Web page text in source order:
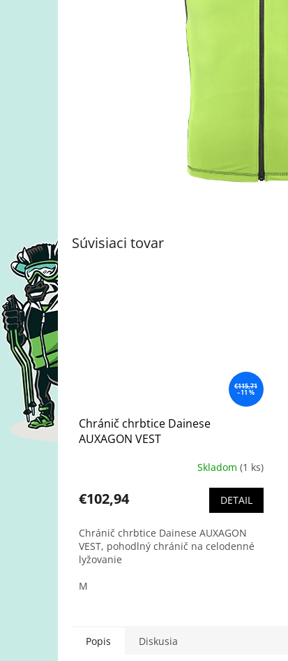
Súvisiaci tovar
€115,71
–11 %
Chránič chrbtice Dainese
AUXAGON VEST
Skladom (1 ks)
€102,94 DETAIL
Chránič chrbtice Dainese AUXAGON
VEST, pohodlný chránič na celodenné
lyžovanie
M
Popis Diskusia